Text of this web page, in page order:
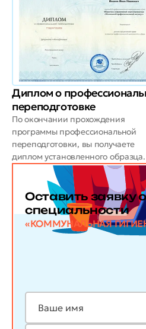
Диплом о
переподготовке
По окончании прохождения
программы профессиональной
переподготовки, вы получаете
диплом установленного образца.
Оставить заявку
специальности
«КОММУНАЛЬНАЯ